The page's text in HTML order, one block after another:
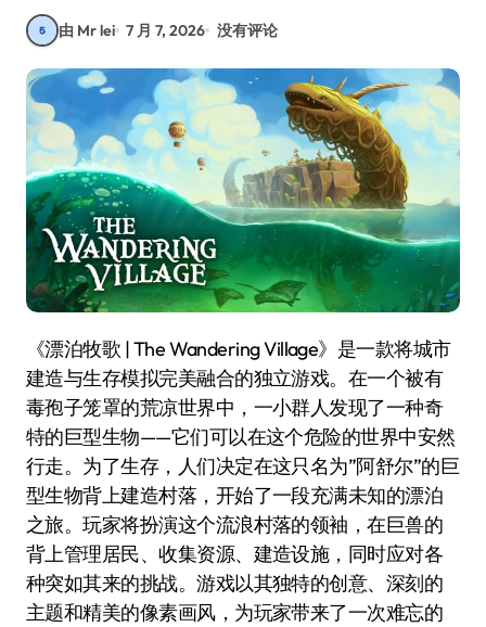
由 Mr lei 7 月 7, 2026 没有评论
《漂泊牧歌 | The Wandering Village》是一款将城市
建造与生存模拟完美融合的独立游戏。在一个被有
毒孢子笼罩的荒凉世界中，一小群人发现了一种奇
特的巨型生物——它们可以在这个危险的世界中安然
行走。为了生存，人们决定在这只名为”阿舒尔”的巨
型生物背上建造村落，开始了一段充满未知的漂泊
之旅。玩家将扮演这个流浪村落的领袖，在巨兽的
背上管理居民、收集资源、建造设施，同时应对各
种突如其来的挑战。游戏以其独特的创意、深刻的
主题和精美的像素画风，为玩家带来了一次难忘的